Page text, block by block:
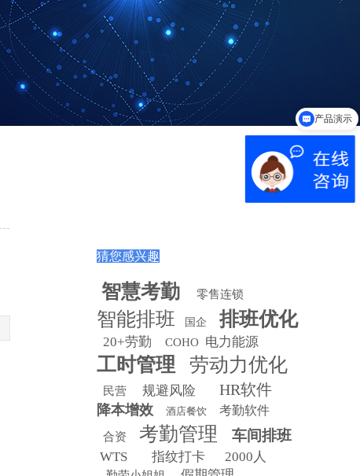
猜您感兴趣
智慧考勤 零售连锁
智能排班 国企 排班优化
20+劳勤 COHO 电力能源
工时管理 劳动力优化
民营 规避风险 HR软件
降本增效 酒店餐饮 考勤软件
合资 考勤管理 车间排班
WTS 指纹打卡 2000人
产品演示